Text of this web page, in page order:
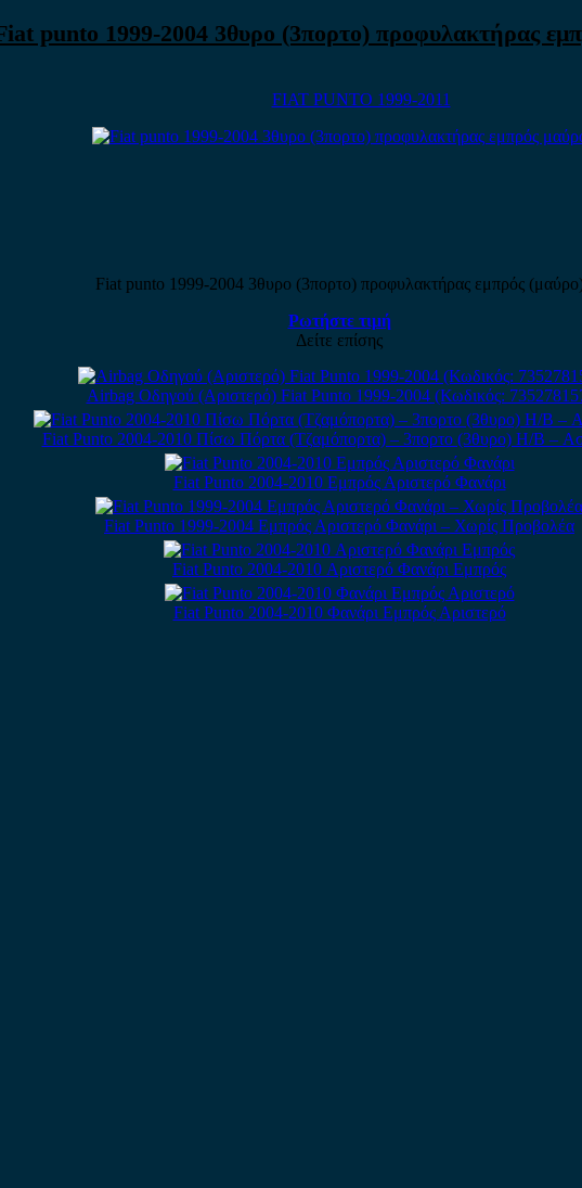
punto 1999-2004 3θυρο (3πορτο) προφυλακτήρας
FIAT PUNTO 1999-2011
Fiat punto 1999-2004 3θυρο (3πορτο) προφυλακτήρας εμπρός
Ρωτήστε τιμή
Δείτε επίσης
Airbag Οδηγού (Αριστερό) Fiat Punto 1999-2004 (Κωδικός:
Fiat Punto 2004-2010 Πίσω Πόρτα (Τζαμόπορτα) – 3πορτο (3θυρο) H/B –
Fiat Punto 2004-2010 Εμπρός Αριστερό Φανάρι
Fiat Punto 1999-2004 Εμπρός Αριστερό Φανάρι – Χωρίς Προβολέα
Fiat Punto 2004-2010 Αριστερό Φανάρι Εμπρός
Fiat Punto 2004-2010 Φανάρι Εμπρός Αριστερό